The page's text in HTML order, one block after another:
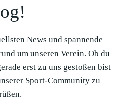
News und spannende
um unseren Verein. Ob du
erst zu uns gestoßen bist
Sport-Community zu